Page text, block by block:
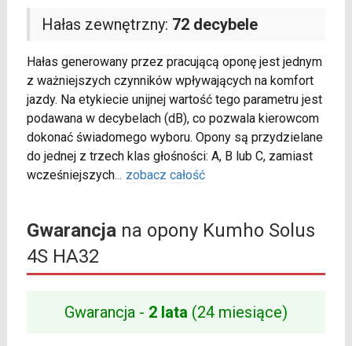
Hałas zewnętrzny: 72 decybele
Hałas generowany przez pracującą oponę jest jednym
z ważniejszych czynników wpływających na komfort
jazdy. Na etykiecie unijnej wartość tego parametru jest
podawana w decybelach (dB), co pozwala kierowcom
dokonać świadomego wyboru. Opony są przydzielane
do jednej z trzech klas głośności: A, B lub C, zamiast
wcześniejszych... zobacz całość
Gwarancjana opony Kumho Solus
4S HA32
Gwarancja - 2 lata (24 miesiące)